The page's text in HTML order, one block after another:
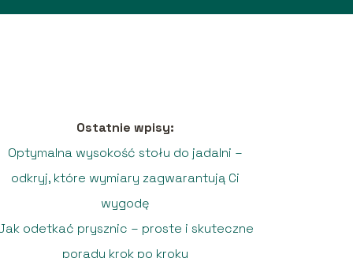
Ostatnie wpisy:
Optymalna wysokość stołu do jadalni –
odkryj, które wymiary zagwarantują Ci
wygodę
odetkać prysznic – proste i skuteczne
porady krok po kroku